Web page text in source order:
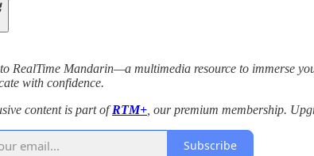
RealTime Mandarin—a multimedia resource to immerse
with confidence.
content is part ofRTM+ , our premium membership.
Subscribe